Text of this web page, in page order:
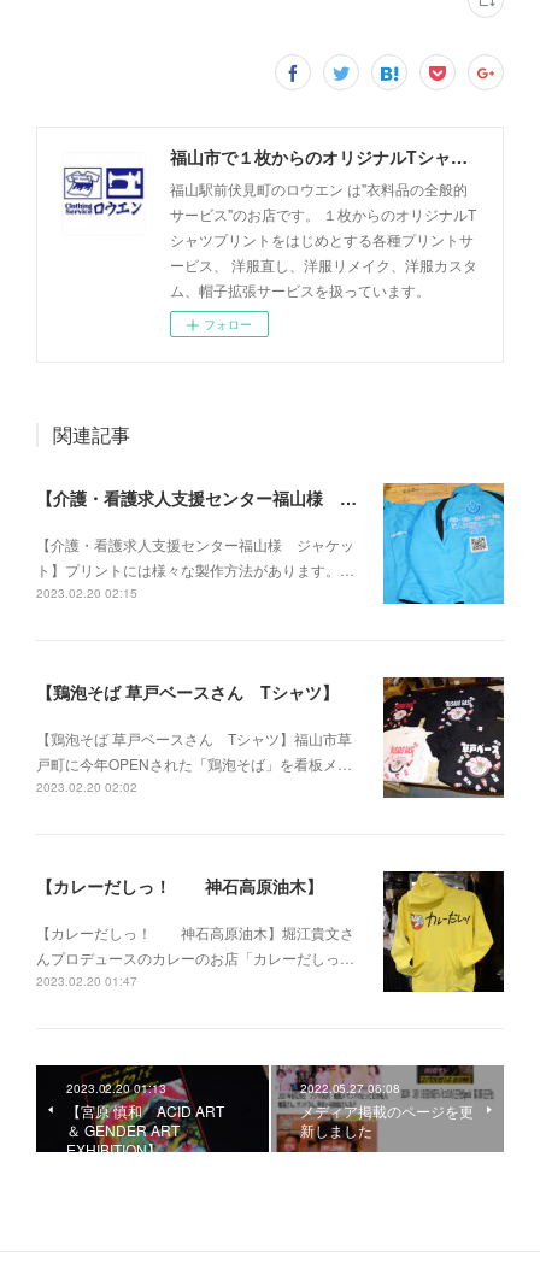
福山市で１枚からのオリジナルTシャツプリント・洋服直しのことなら【ロウエン - ROEN】
福山駅前伏見町のロウエン は"衣料品の全般的
サービス"のお店です。 １枚からのオリジナルT
シャツプリントをはじめとする各種プリントサ
ービス、 洋服直し、洋服リメイク、洋服カスタ
ム、帽子拡張サービスを扱っています。
フォロー
関連記事
【介護・看護求人支援センター福山様 ジャケット】
【介護・看護求人支援センター福山様 ジャケッ
ト】プリントには様々な製作方法があります。…
2023.02.20 02:15
【鶏泡そば 草戸ベースさん Tシャツ】
【鶏泡そば 草戸ベースさん Tシャツ】福山市草
戸町に今年OPENされた「鶏泡そば」を看板メ…
2023.02.20 02:02
【カレーだしっ！ 神石高原油木】
【カレーだしっ！ 神石高原油木】堀江貴文さ
んプロデュースのカレーのお店「カレーだしっ…
2023.02.20 01:47
2023.02.20 01:13
【宮原 慎和 ACID ART
＆ GENDER ART
EXHIBITION】
2022.05.27 06:08
メディア掲載のページを更
新しました